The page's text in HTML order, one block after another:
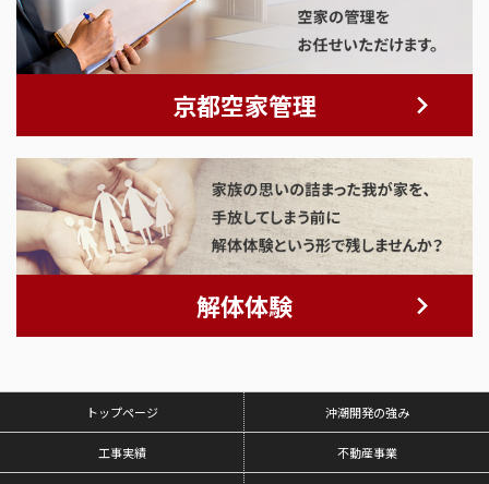
京都空家管理
解体体験
トップページ 沖潮開発の強み
工事実績 不動産事業